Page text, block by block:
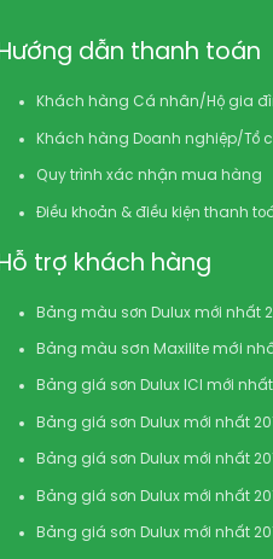
dẫn thanh toán
Khách hàng Cá nhân/Hộ gia
Khách hàng Doanh nghiệp/Tổ
Quy trình xác nhận mua hàng
Điều khoản & điều kiện thanh
Hỗ trợ khách hàng
Bảng màu sơn Dulux mới nhất
Bảng màu sơn Maxilite mới
Bảng giá sơn Dulux ICI mới nhất
Bảng giá sơn Dulux mới nhất
Bảng giá sơn Dulux mới nhất
Bảng giá sơn Dulux mới nhất
Bảng giá sơn Dulux mới nhất